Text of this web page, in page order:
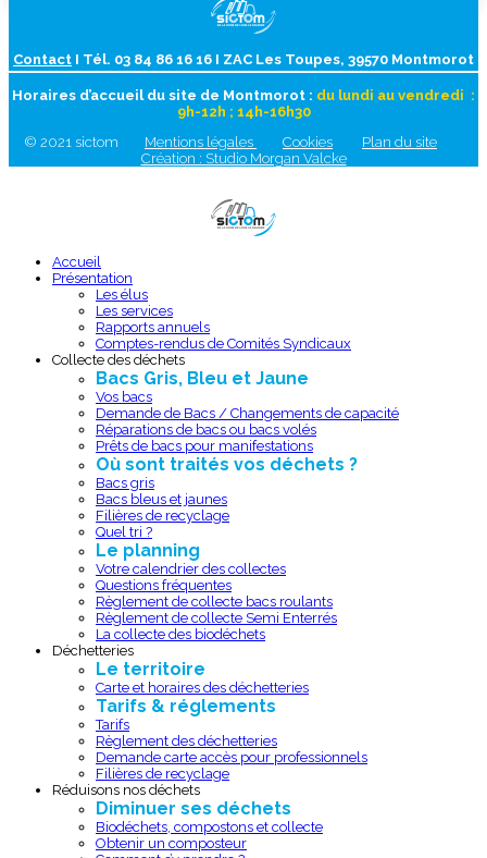
Contact I Tél. 03 84 86 16 16 I ZAC Les Toupes, 39570 Montmorot
Horaires d’accueil du site de Montmorot : du lundi au vendredi :
9h-12h ; 14h-16h30
© 2021 sictom
Mentions légales Cookies
Plan du site
Création : Studio Morgan Valcke
Accueil
Présentation
Les élus
Les services
Rapports annuels
Comptes-rendus de Comités Syndicaux
Collecte des déchets
Bacs Gris, Bleu et Jaune
Vos bacs
Demande de Bacs / Changements de capacité
Réparations de bacs ou bacs volés
Prêts de bacs pour manifestations
Où sont traités vos déchets ?
Bacs gris
Bacs bleus et jaunes
Filières de recyclage
Quel tri ?
Le planning
Votre calendrier des collectes
Questions fréquentes
Règlement de collecte bacs roulants
Règlement de collecte Semi Enterrés
La collecte des biodéchets
Déchetteries
Le territoire
Carte et horaires des déchetteries
Tarifs & réglements
Tarifs
Règlement des déchetteries
Demande carte accès pour professionnels
Filières de recyclage
Réduisons nos déchets
Diminuer ses déchets
Biodéchets, compostons et collecte
Obtenir un composteur